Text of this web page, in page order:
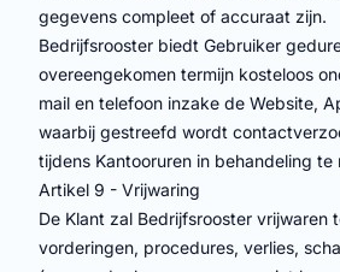
gegevens compleet of accuraat zijn.
Bedrijfsrooster biedt Gebruiker
overeengekomen termijn kosteloos
mail en telefoon inzake de Website,
waarbij gestreefd wordt
tijdens Kantooruren in behandeling te
Artikel 9 - Vrijwaring
De Klant zal Bedrijfsrooster vrijwaren
vorderingen, procedures, verlies,